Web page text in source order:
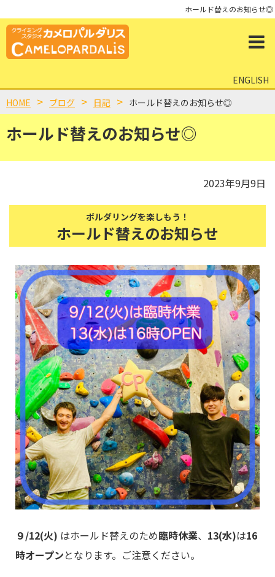
ホールド替えのお知らせ◎
ENGLISH
ホールド替えのお知らせ◎
HOME ブログ 日記 ホールド替えのお知らせ◎
2023年9月9日
ボルダリングを楽しもう！
ホールド替えのお知らせ
９/12(火) はホールド替えのため臨時休業、 13(水)は16
時オープンとなります。ご注意ください。